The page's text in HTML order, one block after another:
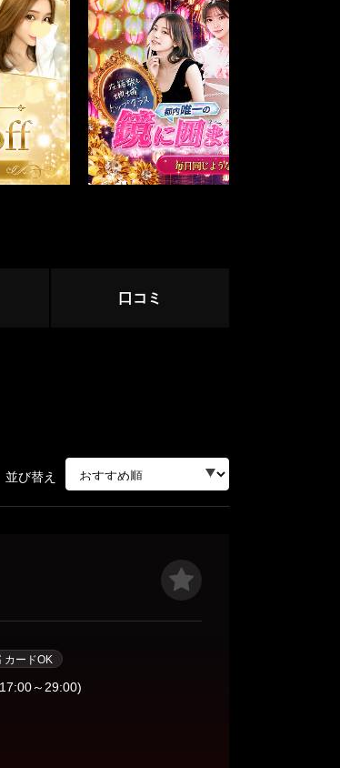
口コミ
並び替え
カードOK
～29:00)
下北沢・明大前
立川・八王子・町田
人形町・茅場町・門前仲町
飯田橋・神楽坂・水道橋
秋葉原・神田・浅草橋